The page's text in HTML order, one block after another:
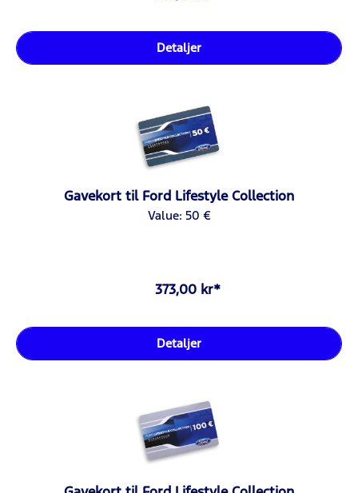
Detaljer
Gavekort til Ford Lifestyle Collection
Value: 50 €
373,00 kr*
Detaljer